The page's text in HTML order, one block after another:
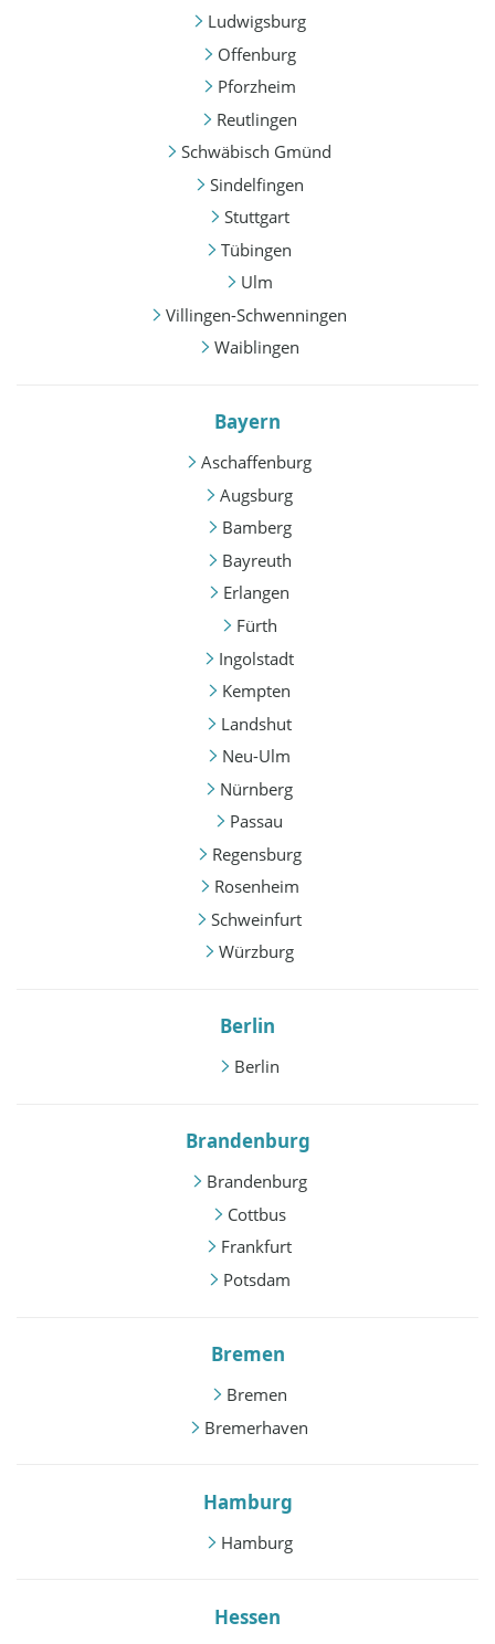
Ludwigsburg
Offenburg
Pforzheim
Reutlingen
Schwäbisch Gmünd
Sindelfingen
Stuttgart
Tübingen
Ulm
Villingen-Schwenningen
Waiblingen
Bayern
Aschaffenburg
Augsburg
Bamberg
Bayreuth
Erlangen
Fürth
Ingolstadt
Kempten
Landshut
Neu-Ulm
Nürnberg
Passau
Regensburg
Rosenheim
Schweinfurt
Würzburg
Berlin
Berlin
Brandenburg
Brandenburg
Cottbus
Frankfurt
Potsdam
Bremen
Bremen
Bremerhaven
Hamburg
Hamburg
Hessen